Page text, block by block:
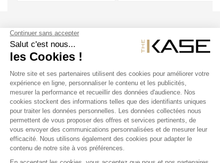
NOS PRODUITS
THE KASE